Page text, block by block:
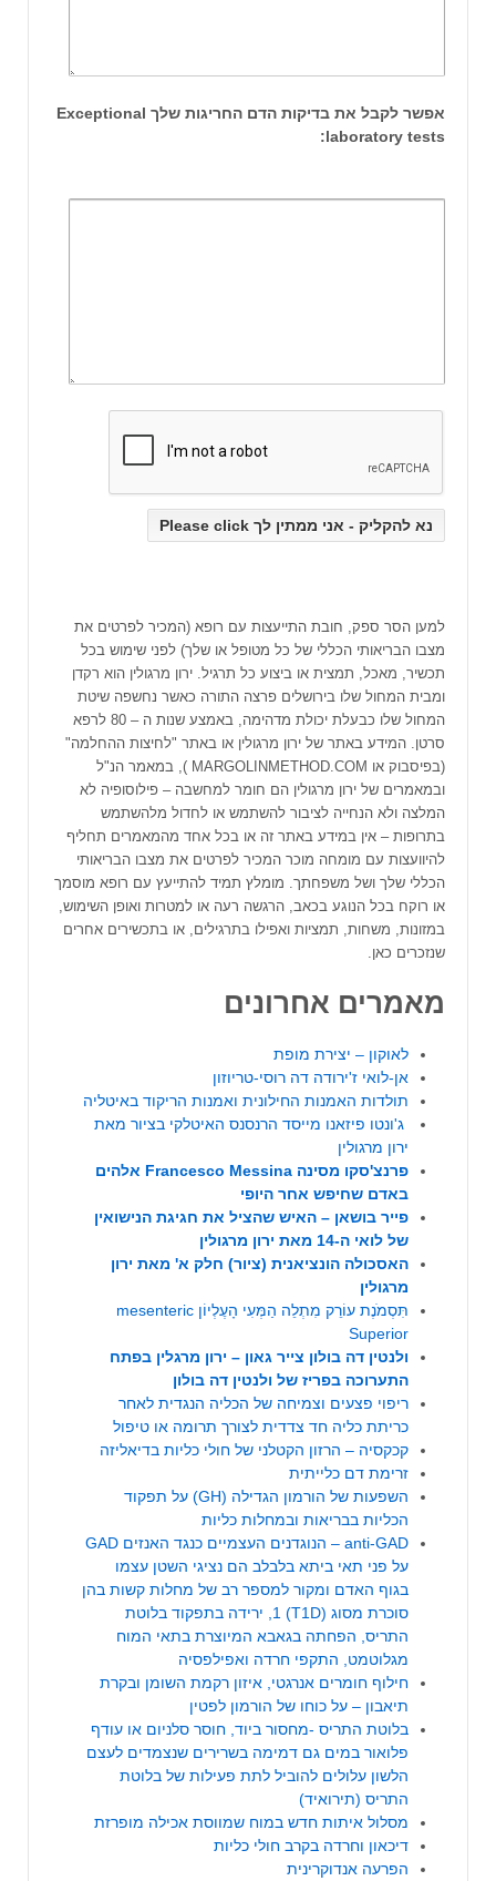
אפשר לקבל את בדיקות הדם החריגות שלך Exceptional
laboratory tests:
למען הסר ספק, חובת התייעצות עם רופא (המכיר לפרטים את
מצבו הבריאותי הכללי של כל מטופל או שלך) לפני שימוש בכל
תכשיר, מאכל, תמצית או ביצוע כל תרגיל. ירון מרגולין הוא רקדן
ומבית המחול שלו בירושלים פרצה התורה כאשר נחשפה שיטת
המחול שלו כבעלת יכולת מדהימה, באמצע שנות ה – 80 לרפא
סרטן. המידע באתר של ירון מרגולין או באתר "לחיצות ההחלמה"
(בפיסבוק או MARGOLINMETHOD.COM ), במאמר הנ"ל
ובמאמרים של ירון מרגולין הם חומר למחשבה – פילוסופיה לא
המלצה ולא הנחייה לציבור להשתמש או לחדול מלהשתמש
בתרופות – אין במידע באתר זה או בכל אחד מהמאמרים תחליף
להיוועצות עם מומחה מוכר המכיר לפרטים את מצבו הבריאותי
הכללי שלך ושל משפחתך. מומלץ תמיד להתייעץ עם רופא מוסמך
או רוקח בכל הנוגע בכאב, הרגשה רעה או למטרות ואופן השימוש,
במזונות, משחות, תמציות ואפילו בתרגילים, או בתכשירים אחרים
שנזכרים כאן.
מאמרים אחרונים
לאוקון – יצירת מופת
אן-לואי ז'ירודה דה רוסי-טריוזון
תולדות האמנות החילונית ואמנות הריקוד באיטליה
ג'ונטו פיזאנו מייסד הרנסנס האיטלקי בציור מאת
ירון מרגולין
פרנצ'סקו מסינה Francesco Messina אלהים
באדם שחיפש אחר היופי
פייר בושאן – האיש שהציל את חגיגת הנישואין
של לואי ה-14 מאת ירון מרגולין
האסכולה הונציאנית (ציור) חלק א' מאת ירון
מרגולין
תִּסְמֹנֶת עוֹרֵק מִתְלֵה הַמְּעִי הָעֶלְיוֹן mesenteric
Superior
ולנטין דה בולון צייר גאון – ירון מרגלין בפתח
התערוכה בפריז של ולנטין דה בולון
ריפוי פצעים וצמיחה של הכליה הנגדית לאחר
כריתת כליה חד צדדית לצורך תרומה או טיפול
קכקסיה – הרזון הקטלני של חולי כליות בדיאליזה
זרימת דם כלייתית
השפעות של הורמון הגדילה (GH) על תפקוד
הכליות בבריאות ובמחלות כליות
anti-GAD – הנוגדנים העצמיים כנגד האנזים GAD
על פני תאי ביתא בלבלב הם נציגי השטן עצמו
בגוף האדם ומקור למספר רב של מחלות קשות בהן
סוכרת מסוג (T1D) 1, ירידה בתפקוד בלוטת
התריס, הפחתה בגאבא המיוצרת בתאי המוח
מגלוטמט, התקפי חרדה ואפילפסיה
חילוף חומרים אנרגטי, איזון רקמת השומן ובקרת
תיאבון – על כוחו של הורמון לפטין
בלוטת התריס -מחסור ביוד, חוסר סלניום או עודף
פלואור במים גם דמימה בשרירים שנצמדים לעצם
הלשון עלולים להוביל לתת פעילות של בלוטת
התריס (תירואיד)
מסלול איתות חדש במוח שמווסת אכילה מופרזת
דיכאון וחרדה בקרב חולי כליות
הפרעה אנדוקרינית